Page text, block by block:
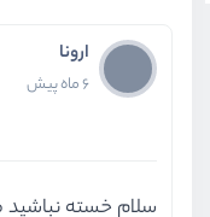
ارونا
6 ماه پیش
سلام خسته